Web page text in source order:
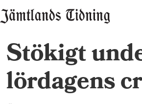
Stökigt
lördagens